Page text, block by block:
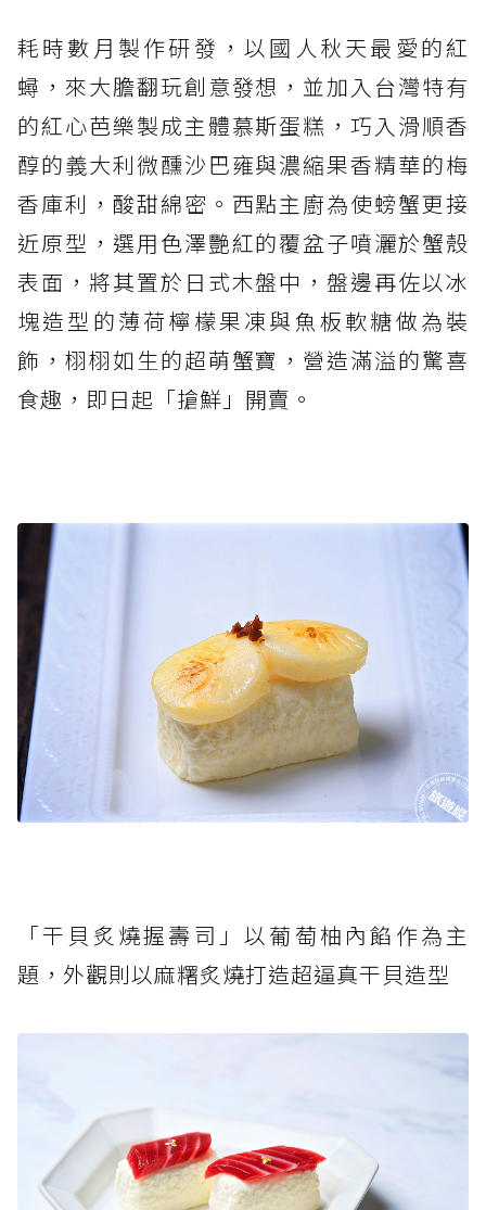
耗時數月製作研發，以國人秋天最愛的紅
蟳，來大膽翻玩創意發想，並加入台灣特有
的紅心芭樂製成主體慕斯蛋糕，巧入滑順香
醇的義大利微醺沙巴雍與濃縮果香精華的梅
香庫利，酸甜綿密。西點主廚為使螃蟹更接
近原型，選用色澤艷紅的覆盆子噴灑於蟹殼
表面，將其置於日式木盤中，盤邊再佐以冰
塊造型的薄荷檸檬果凍與魚板軟糖做為裝
飾，栩栩如生的超萌蟹寶，營造滿溢的驚喜
食趣，即日起「搶鮮」開賣。
「干貝炙燒握壽司」以葡萄柚內餡作為主
題，外觀則以麻糬炙燒打造超逼真干貝造型